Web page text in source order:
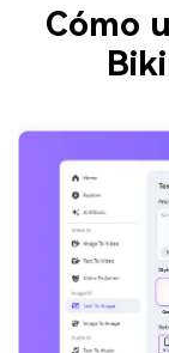
Cómo